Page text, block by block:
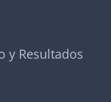
y Resultados